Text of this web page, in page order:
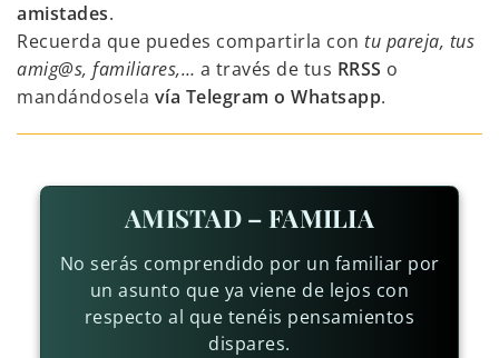
amistades.
Recuerda que puedes compartirla con tu pareja, tus
amig@s, familiares,… a través de tus RRSS o
mandándosela vía Telegram o Whatsapp.
AMISTAD – FAMILIA
No serás comprendido por un familiar por
un asunto que ya viene de lejos con
respecto al que tenéis pensamientos
dispares.